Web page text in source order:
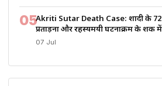
05Akriti Sutar Death Case: शादी के 72
प्रताड़ना और रहस्यमयी घटनाक्रम के शक में
07 Jul